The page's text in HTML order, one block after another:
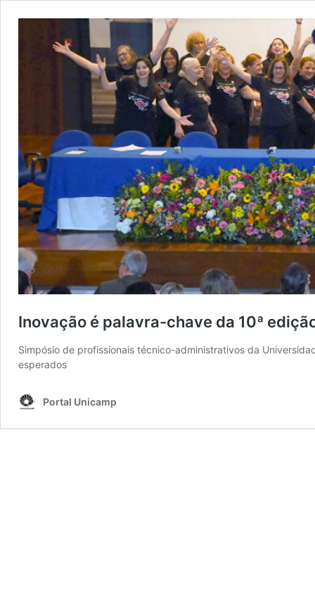
Inovação é palavra-chave da 10ª
Simpósio de profissionais técnico-administrativos da
esperados
Portal Unicamp